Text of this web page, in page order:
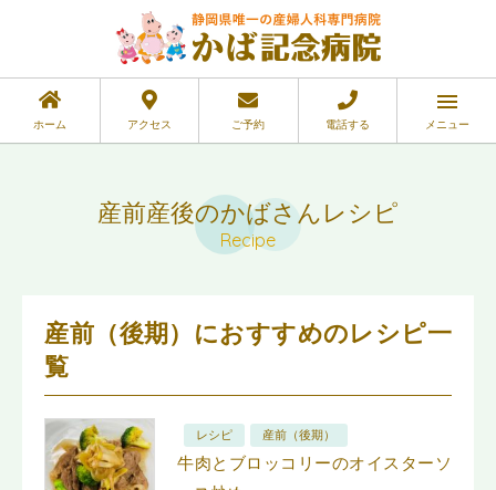
ホーム アクセス ご予約 電話する メニュー
産前産後のかばさんレシピ
Recipe
産前（後期）におすすめのレシピ一
覧
レシピ 産前（後期）
牛肉とブロッコリーのオイスターソ